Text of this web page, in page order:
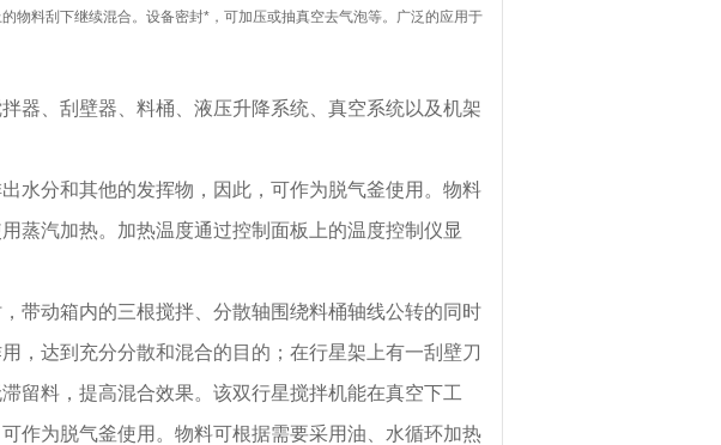
物料刮下继续混合。设备密封*，可加压或抽真空去气泡等。广泛的应用于
器、刮壁器、料桶、液压升降系统、真空系统以及机架
水分和其他的发挥物，因此，可作为脱气釜使用。物料
蒸汽加热。加热温度通过控制面板上的温度控制仪显
带动箱内的三根搅拌、分散轴围绕料桶轴线公转的同时
，达到充分分散和混合的目的；在行星架上有一刮壁刀
留料，提高混合效果。该双行星搅拌机能在真空下工
作为脱气釜使用。物料可根据需要采用油、水循环加热